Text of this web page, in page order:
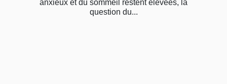
anxieux et du sommeil restent élevées, la
question du...